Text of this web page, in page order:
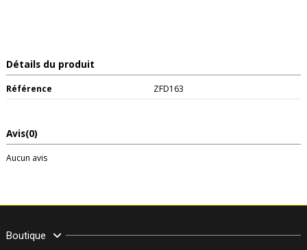
Détails du produit
Référence ZFD163
Avis(0)
Aucun avis
Boutique